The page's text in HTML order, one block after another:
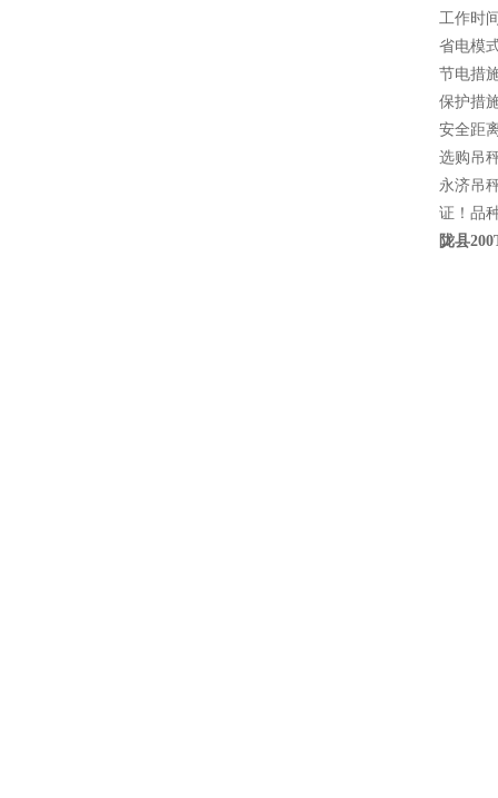
工作时
省电模
节电措
保护措
安全距
选购吊
永济吊
证！品
陇县